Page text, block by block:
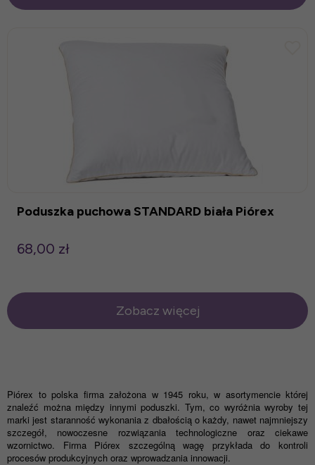
Poduszka puchowa STANDARD biała Piórex
68,00 zł
Zobacz więcej
Piórex to polska firma założona w 1945 roku, w asortymencie której
znaleźć można między innymi poduszki. Tym, co wyróżnia wyroby tej
marki jest staranność wykonania z dbałością o każdy, nawet najmniejszy
szczegół, nowoczesne rozwiązania technologiczne oraz ciekawe
wzornictwo. Firma Piórex szczególną wagę przykłada do kontroli
procesów produkcyjnych oraz wprowadzania innowacji.